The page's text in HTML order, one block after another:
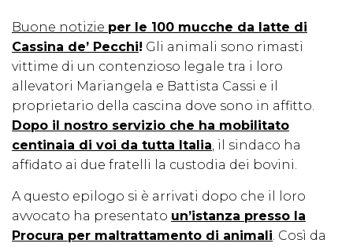
Buone notizie per le 100 mucche da latte di
Cassina de’ Pecchi! Gli animali sono rimasti
vittime di un contenzioso legale tra i loro
allevatori Mariangela e Battista Cassi e il
proprietario della cascina dove sono in affitto.
Dopo il nostro servizio che ha mobilitato
centinaia di voi da tutta Italia, il sindaco ha
affidato ai due fratelli la custodia dei bovini.
A questo epilogo si è arrivati dopo che il loro
avvocato ha presentato un’istanza presso la
Procura per maltrattamento di animali. Così da